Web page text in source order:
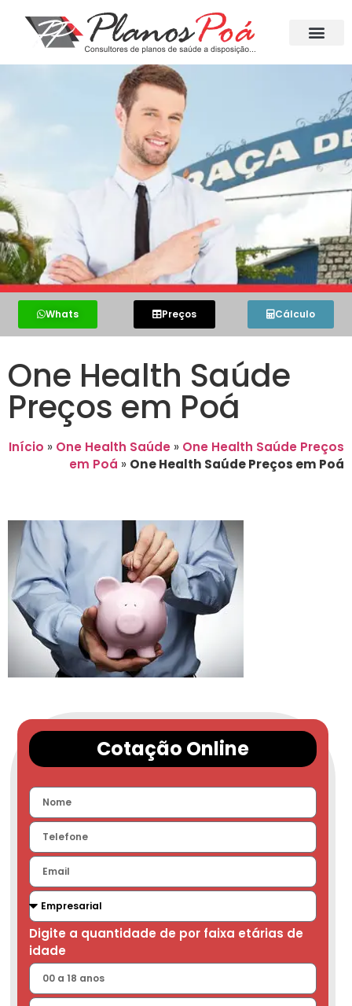
Whats Preços Cálculo
One Health Saúde
Preços em Poá
Início » One Health Saúde » One Health Saúde Preços
em Poá » One Health Saúde Preços em Poá
Cotação Online
Digite a quantidade de por faixa etárias de
idade